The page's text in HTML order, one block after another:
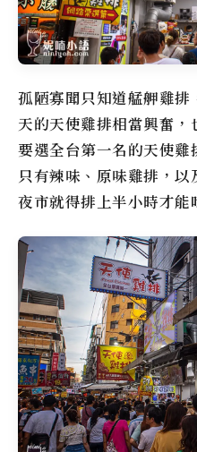
孤陋寡聞只知道艋舺雞
天的天使雞排相當興奮
要選全台第一名的天使雞
只有辣味、原味雞排，
夜市就得排上半小時才能